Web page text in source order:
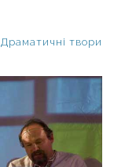
Драматичні твори